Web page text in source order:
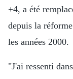
+4, a été
depuis la
les années 2000.
"J'ai ressenti